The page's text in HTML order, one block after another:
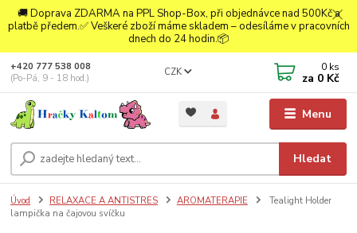
🚚 Doprava ZDARMA na PPL Shop-Box, při objednávce nad 500Kč a
platbě předem.✅ Veškeré zboží máme skladem – odesíláme v pracovních
dnech do 24 hodin.📦
Menu
CZK
Hledat
+420 777 538 008
(Po-Pá, 9 - 18 hod.)
0 ks
za 0 Kč
Úvod RELAXACE A ANTISTRES AROMATERAPIE
Tealight Holder
lampička na čajovou svíčku